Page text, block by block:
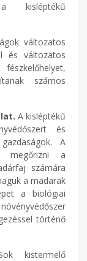
kisléptékű
változatos
és változatos
számos
A kisléptékű
és
A
megőrizni a
számára
a madarak
a biológiai
történő
kistermelő